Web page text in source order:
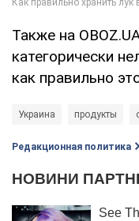
Также на
категорически
как правильно
Украина продукты
Редакционная политика